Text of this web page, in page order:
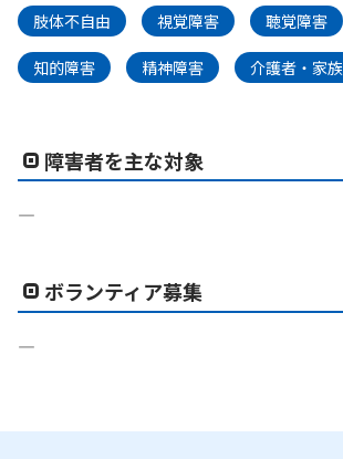
肢体不自由 視覚障害 聴覚障害
知的障害 精神障害 介護者・家族
障害者を主な対象
―
ボランティア募集
―